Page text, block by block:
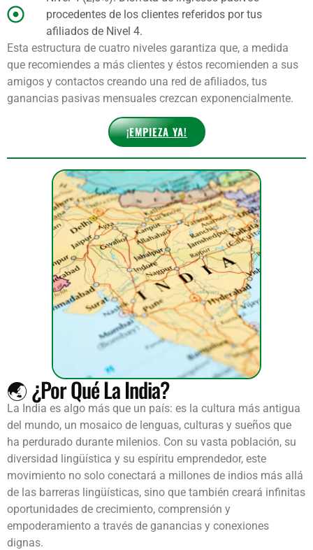
procedentes de los clientes referidos por tus
afiliados de Nivel 4.
Esta estructura de cuatro niveles garantiza que, a medida
que recomiendes a más clientes y éstos recomienden a sus
amigos y contactos creando una red de afiliados, tus
ganancias pasivas mensuales crezcan exponencialmente.
¡EMPIEZA YA!
🌏 ¿Por Qué La India?
La India es algo más que un país: es la cultura más antigua
del mundo, un mosaico de lenguas, culturas y sueños que
ha perdurado durante milenios. Con su vasta población, su
diversidad lingüística y su espíritu emprendedor, este
movimiento no solo conectará a millones de indios más allá
de las barreras lingüísticas, sino que también creará infinitas
oportunidades de crecimiento, comprensión y
empoderamiento a través de ganancias y conexiones
dignas.